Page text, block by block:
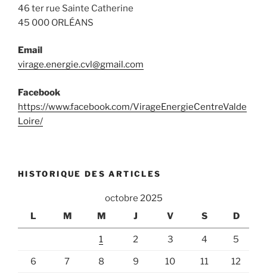
46 ter rue Sainte Catherine
45 000 ORLÉANS
Email
virage.energie.cvl@gmail.com
Facebook
https://www.facebook.com/VirageEnergieCentreValde
Loire/
HISTORIQUE DES ARTICLES
octobre 2025
L
M M J V S D
1 2 3 4 5
6 7 8 9 10 11 12